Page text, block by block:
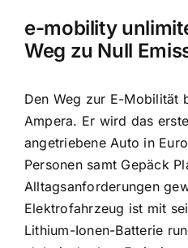
e-mobility
Weg zu Null
Den Weg zur E-Mobilität
Ampera. Er wird das
angetriebene Auto in
Personen samt Gepäck
Alltagsanforderungen
Elektrofahrzeug ist mit
Lithium-Ionen-Batterie